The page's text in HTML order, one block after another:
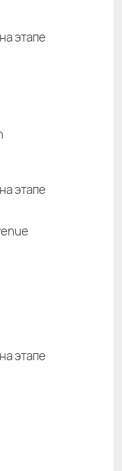
этапе
этапе
этапе